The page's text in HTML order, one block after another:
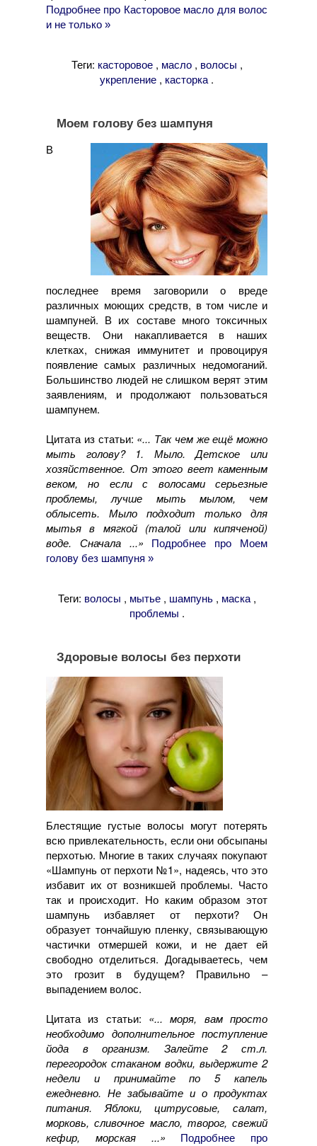
Подробнее про Касторовое масло для волос
и не только »
Теги: касторовое, масло, волосы ,
укрепление , касторка .
Моем голову без шампуня
В
последнее время заговорили о вреде
различных моющих средств, в том числе и
шампуней. В их составе много токсичных
веществ. Они накапливается в наших
клетках, снижая иммунитет и провоцируя
появление самых различных недомоганий.
Большинство людей не слишком верят этим
заявлениям, и продолжают пользоваться
шампунем.
Цитата из статьи: «... Так чем же ещё можно
мыть голову? 1. Мыло. Детское или
хозяйственное. От этого веет каменным
веком, но если с волосами серьезные
проблемы, лучше мыть мылом, чем
облысеть. Мыло подходит только для
мытья в мягкой (талой или кипяченой)
воде. Сначала ...»
Подробнее про Моем
голову без шампуня »
Теги: волосы , мытье, шампунь, маска,
проблемы .
Здоровые волосы без перхоти
Блестящие густые волосы могут потерять
всю привлекательность, если они обсыпаны
перхотью. Многие в таких случаях покупают
«Шампунь от перхоти №1», надеясь, что это
избавит их от возникшей проблемы. Часто
так и происходит. Но каким образом этот
шампунь избавляет от перхоти? Он
образует тончайшую пленку, связывающую
частички отмершей кожи, и не дает ей
свободно отделиться. Догадываетесь, чем
это грозит в будущем? Правильно –
выпадением волос.
Цитата из статьи: «... моря, вам просто
необходимо дополнительное поступление
йода в организм. Залейте 2 ст.л.
перегородок стаканом водки, выдержите 2
недели и принимайте по 5 капель
ежедневно. Не забывайте и о продуктах
питания. Яблоки, цитрусовые, салат,
морковь, сливочное масло, творог, свежий
кефир, морская ...»
Подробнее про